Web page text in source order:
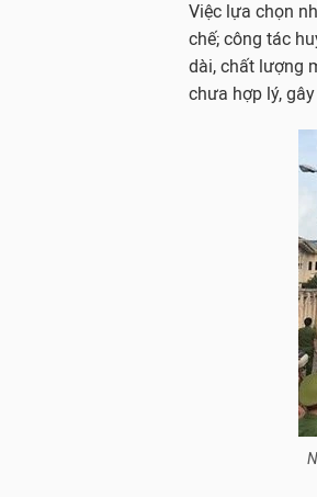
Việc lựa chọn
chế; công tác
dài, chất lượng
chưa hợp lý,